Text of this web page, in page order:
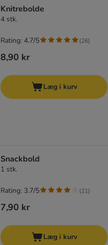
Knitrebolde
4 stk.
8,90 kr
Rating: 4.7/5 (26)
Læg i kurv
Snackbold
1 stk.
7,90 kr
Rating: 3.7/5 (21)
Læg i kurv